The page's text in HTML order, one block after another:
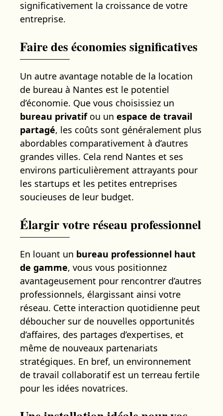
significativement la croissance de votre
entreprise.
Faire des économies significatives
Un autre avantage notable de la location
de bureau à Nantes est le potentiel
d’économie. Que vous choisissiez un
bureau privatifou un espace de travail
partagé, les coûts sont généralement plus
abordables comparativement à d’autres
grandes villes. Cela rend Nantes et ses
environs particulièrement attrayants pour
les startups et les petites entreprises
soucieuses de leur budget.
Élargir votre réseau professionnel
En louant un bureau professionnel haut
de gamme, vous vous positionnez
avantageusement pour rencontrer d’autres
professionnels, élargissant ainsi votre
réseau. Cette interaction quotidienne peut
déboucher sur de nouvelles opportunités
d’affaires, des partages d’expertises, et
même de nouveaux partenariats
stratégiques. En bref, un environnement
de travail collaboratif est un terreau fertile
pour les idées novatrices.